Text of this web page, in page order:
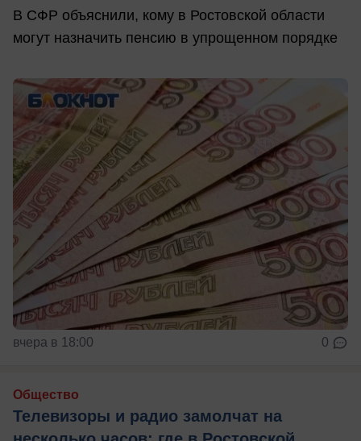
В СФР объяснили, кому в Ростовской области
могут назначить пенсию в упрощенном порядке
вчера в 18:00 0
Общество
Телевизоры и радио замолчат на